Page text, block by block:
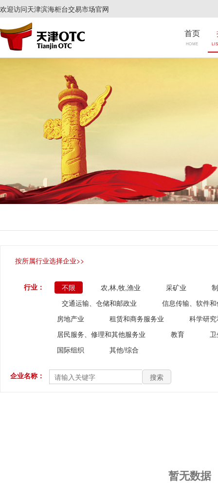
欢迎访问天津滨海柜台交易市场官网
首页
HOME
按所属行业选择企业>>
行业： 不限 农,林,牧,渔业 采矿业
交通运输、仓储和邮政业
信息传输、软件
房地产业
租赁和商务服务业
科学研
居民服务、修理和其他服务业
教育
国际组织
其他/综合
企业名称： 搜索
暂无数据